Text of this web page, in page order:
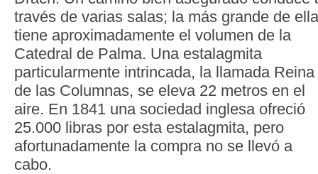
través de varias salas; la más grande de
tiene aproximadamente el volumen de la
Catedral de Palma. Una estalagmita
particularmente intrincada, la llamada Reina
de las Columnas, se eleva 22 metros en el
aire. En 1841 una sociedad inglesa ofreció
25.000 libras por esta estalagmita, pero
afortunadamente la compra no se llevó a
cabo.